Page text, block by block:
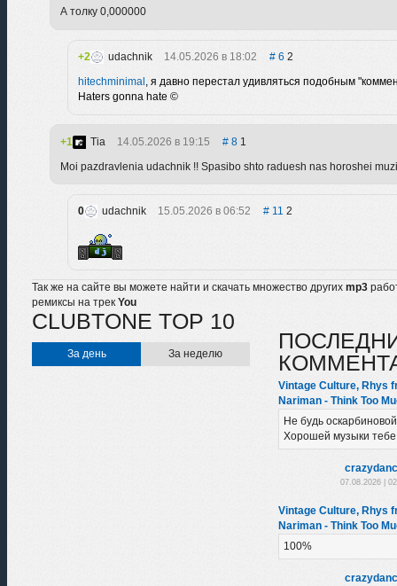
А толку 0,000000
2 udachnik 14.05.2026 в 18:02 6 2
hitechminimal, я давно перестал удивляться подобным
Haters gonna hate ©
1 Tia 14.05.2026 в 19:15 81
Moi pazdravlenia udachnik !! Spasibo shto raduesh nas horoshei
0 udachnik 15.05.2026 в 06:52 11 2
Так же на сайте вы можете найти и скачать множество других mp3
ремиксы на трек You
CLUBTONE TOP 10
За день За неделю
Vintage Culture, Rhys
Nariman - Think Too
Не будь
Хорошей музыки
07.08.2026 |
Vintage Culture, Rhys
Nariman - Think Too
100%